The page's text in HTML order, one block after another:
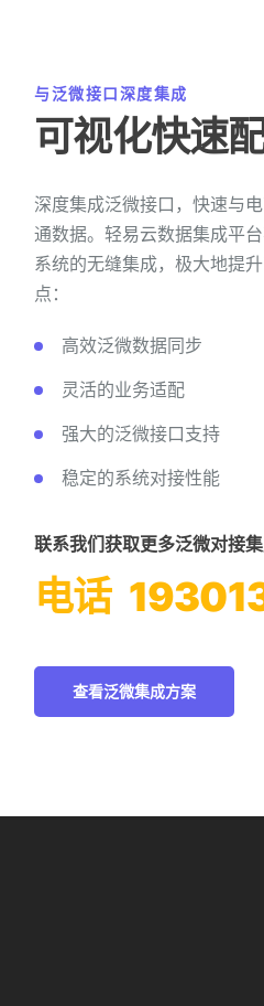
与泛微接口深度集成
可视化快速
深度集成泛微接口，快速与
通数据。轻易云数据集成平
系统的无缝集成，极大地提
点：
高效泛微数据同步
灵活的业务适配
强大的泛微接口支持
稳定的系统对接性能
联系我们获取更多泛微对接
电话
查看泛微集成方案